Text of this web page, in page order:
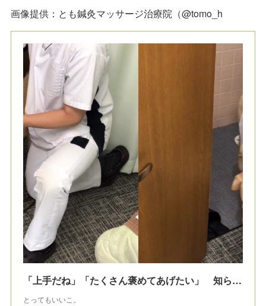
画像提供：とも鍼灸マッサージ治療院（@tomo_h
「上手だね」「たくさん褒めてあげたい」 知られていない盲導犬のトイレ事情、周囲に迷惑をかけない賢さに感動
とってもいいこ。